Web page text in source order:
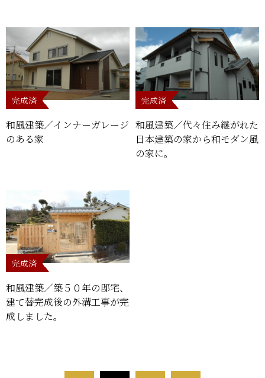
完成済
和風建築／インナーガレージ
のある家
完成済
和風建築／代々住み継がれた
日本建築の家から和モダン風
の家に。
完成済
和風建築／築５０年の邸宅、
建て替完成後の外溝工事が完
成しました。